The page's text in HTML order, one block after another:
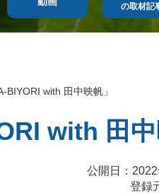
の取材記
with 田中映帆」
with 田中
公開日：
登録